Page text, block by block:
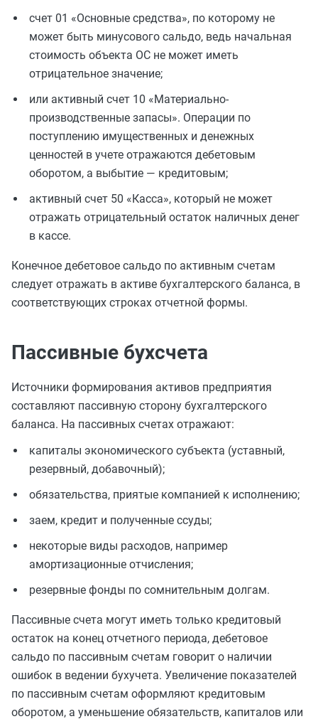
счет 01 «Основные средства», по которому не
может быть минусового сальдо, ведь начальная
стоимость объекта ОС не может иметь
отрицательное значение;
или активный счет 10 «Материально-
производственные запасы». Операции по
поступлению имущественных и денежных
ценностей в учете отражаются дебетовым
оборотом, а выбытие — кредитовым;
активный счет 50 «Касса», который не может
отражать отрицательный остаток наличных денег
в кассе.
Конечное дебетовое сальдо по активным счетам
следует отражать в активе бухгалтерского баланса, в
соответствующих строках отчетной формы.
Пассивные бухсчета
Источники формирования активов предприятия
составляют пассивную сторону бухгалтерского
баланса. На пассивных счетах отражают:
капиталы экономического субъекта (уставный,
резервный, добавочный);
обязательства, приятые компанией к исполнению;
заем, кредит и полученные ссуды;
некоторые виды расходов, например
амортизационные отчисления;
резервные фонды по сомнительным долгам.
Пассивные счета могут иметь только кредитовый
остаток на конец отчетного периода, дебетовое
сальдо по пассивным счетам говорит о наличии
ошибок в ведении бухучета. Увеличение показателей
по пассивным счетам оформляют кредитовым
оборотом, а уменьшение обязательств, капиталов или